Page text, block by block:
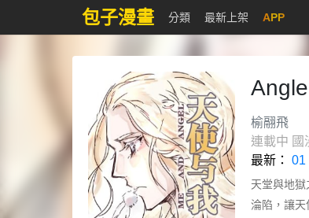
包子漫畫 分類 最新上架 APP
Angle
榆翮飛
連載中 國
最新： 01
天堂與地獄
淪陷，讓